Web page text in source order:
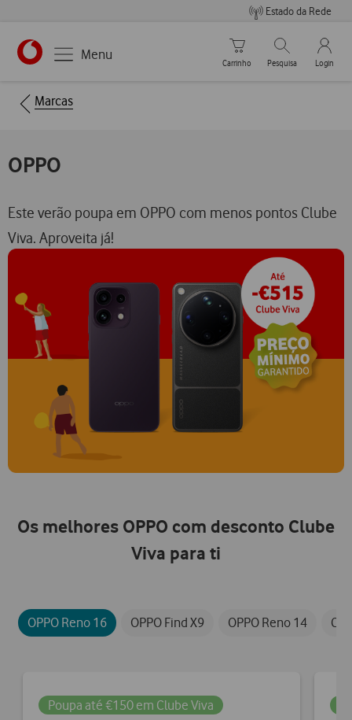
Estado da Rede
Menu
Carrinho de compras
Carrinho
Pesquisar
Pesquisa
My
Login
Breadcrumbs
Marcas
OPPO
Este verão poupa em OPPO com menos pontos Clube
Viva. Aproveita já!
Os melhores OPPO com desconto Clube
Viva para ti
OPPO Reno 16 OPPO Find X9 OPPO Reno 14
Poupa até €150 em Clube Viva